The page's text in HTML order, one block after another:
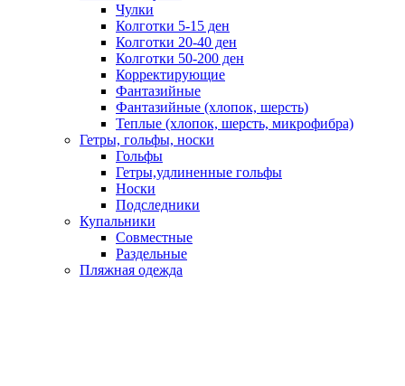
Чулки
Колготки 5-15 ден
Колготки 20-40 ден
Колготки 50-200 ден
Корректирующие
Фантазийные
Фантазийные (хлопок, шерсть)
Теплые (хлопок, шерсть, микрофибра)
Гетры, гольфы, носки
Гольфы
Гетры,удлиненные гольфы
Носки
Подследники
Купальники
Совместные
Раздельные
Пляжная одежда